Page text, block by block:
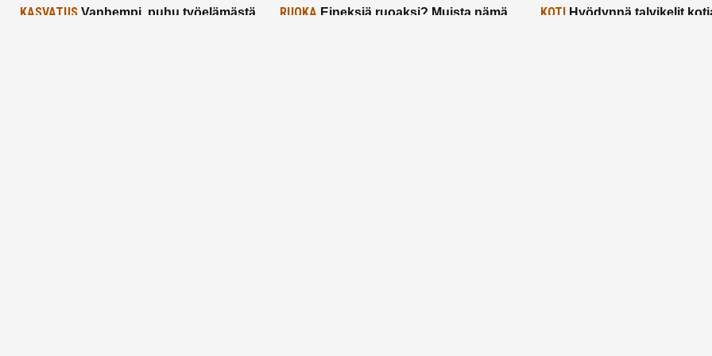
KASVATUS Vanhempi, puhu työelämästä
RUOKA Eineksiä ruoaksi? Muista nämä
KOTIHyödynnä talvikelit